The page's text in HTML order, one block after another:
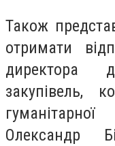
Також
отримати
директора
закупівель,
Олександр